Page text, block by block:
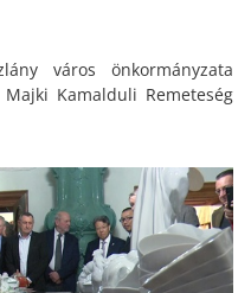
város önkormányzata
Kamalduli Remeteség